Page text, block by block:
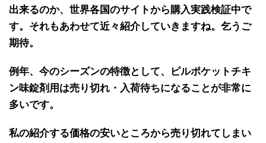
出来るのか、世界各国のサイトから購入実践検証中で
す。それもあわせて近々紹介していきますね。乞うご
期待。
例年、 今のシーズンの特徴として、
ピルポケットチキ
ン味錠剤用 は売り切れ・入荷待ちになることが非常に
多いです。
私の紹介する価格の安いところから売り切れてしまい